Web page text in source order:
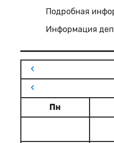
Подробная
Информация
Пн